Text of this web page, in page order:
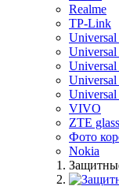
Realme
TP-Link
VIVO
ZTE glass
Фото
Nokia